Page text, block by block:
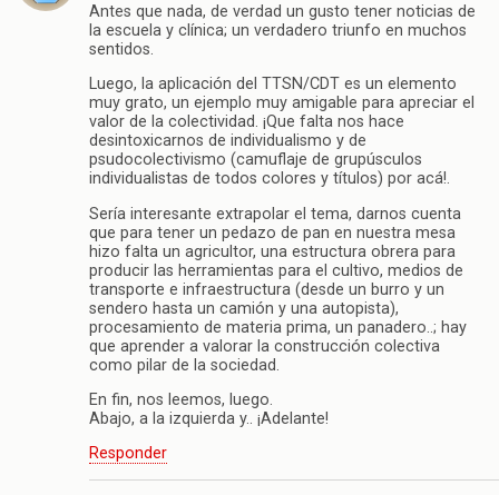
Antes que nada, de verdad un gusto tener noticias de
la escuela y clínica; un verdadero triunfo en muchos
sentidos.
Luego, la aplicación del TTSN/CDT es un elemento
muy grato, un ejemplo muy amigable para apreciar el
valor de la colectividad. ¡Que falta nos hace
desintoxicarnos de individualismo y de
psudocolectivismo (camuflaje de grupúsculos
individualistas de todos colores y títulos) por acá!.
Sería interesante extrapolar el tema, darnos cuenta
que para tener un pedazo de pan en nuestra mesa
hizo falta un agricultor, una estructura obrera para
producir las herramientas para el cultivo, medios de
transporte e infraestructura (desde un burro y un
sendero hasta un camión y una autopista),
procesamiento de materia prima, un panadero..; hay
que aprender a valorar la construcción colectiva
como pilar de la sociedad.
En fin, nos leemos, luego.
Abajo, a la izquierda y.. ¡Adelante!
Responder